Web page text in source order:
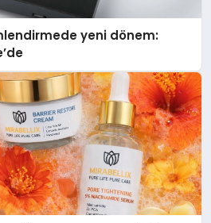
yeni dönem: